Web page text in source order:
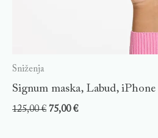
Sniženja
Signum maska, Labud,
125,00€ 75,00€